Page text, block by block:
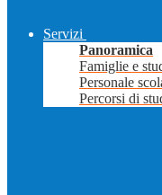
Servizi
Panoramica
Famiglie e
Personale
Percorsi di